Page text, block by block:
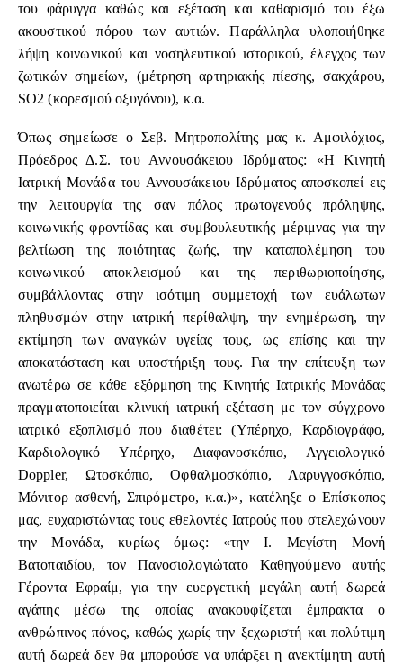
του φάρυγγα καθώς και εξέταση και καθαρισμό του έξω
ακουστικού πόρου των αυτιών. Παράλληλα υλοποιήθηκε
λήψη κοινωνικού και νοσηλευτικού ιστορικού, έλεγχος των
ζωτικών σημείων, (μέτρηση αρτηριακής πίεσης, σακχάρου,
SO2 (κορεσμού οξυγόνου), κ.α.
Όπως σημείωσε ο Σεβ. Μητροπολίτης μας κ. Αμφιλόχιος,
Πρόεδρος Δ.Σ. του Αννουσάκειου Ιδρύματος: «Η Κινητή
Ιατρική Μονάδα του Αννουσάκειου Ιδρύματος αποσκοπεί εις
την λειτουργία της σαν πόλος πρωτογενούς πρόληψης,
κοινωνικής φροντίδας και συμβουλευτικής μέριμνας για την
βελτίωση της ποιότητας ζωής, την καταπολέμηση του
κοινωνικού αποκλεισμού και της περιθωριοποίησης,
συμβάλλοντας στην ισότιμη συμμετοχή των ευάλωτων
πληθυσμών στην ιατρική περίθαλψη, την ενημέρωση, την
εκτίμηση των αναγκών υγείας τους, ως επίσης και την
αποκατάσταση και υποστήριξη τους. Για την επίτευξη των
ανωτέρω σε κάθε εξόρμηση της Κινητής Ιατρικής Μονάδας
πραγματοποιείται κλινική ιατρική εξέταση με τον σύγχρονο
ιατρικό εξοπλισμό που διαθέτει: (Υπέρηχο, Καρδιογράφο,
Καρδιολογικό Υπέρηχο, Διαφανοσκόπιο, Αγγειολογικό
Doppler, Ωτοσκόπιο, Οφθαλμοσκόπιο, Λαρυγγοσκόπιο,
Μόνιτορ ασθενή, Σπιρόμετρο, κ.α.)», κατέληξε ο Επίσκοπος
μας, ευχαριστώντας τους εθελοντές Ιατρούς που στελεχώνουν
την Μονάδα, κυρίως όμως: «την Ι. Μεγίστη Μονή
Βατοπαιδίου, τον Πανοσιολογιώτατο Καθηγούμενο αυτής
Γέροντα Εφραίμ, για την ευεργετική μεγάλη αυτή δωρεά
αγάπης μέσω της οποίας ανακουφίζεται έμπρακτα ο
ανθρώπινος πόνος, καθώς χωρίς την ξεχωριστή και πολύτιμη
αυτή δωρεά δεν θα μπορούσε να υπάρξει η ανεκτίμητη αυτή